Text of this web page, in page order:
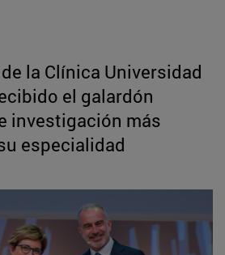
la Clínica Universidad
el galardón
investigación más
especialidad